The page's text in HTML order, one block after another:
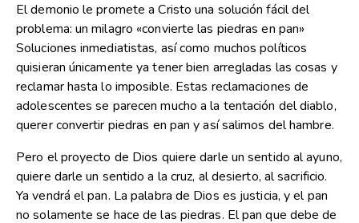
El demonio le promete a Cristo una solución fácil del
problema: un milagro «convierte las piedras en pan»
Soluciones inmediatistas, así como muchos políticos
quisieran únicamente ya tener bien arregladas las cosas y
reclamar hasta lo imposible. Estas reclamaciones de
adolescentes se parecen mucho a la tentación del diablo,
querer convertir piedras en pan y así salimos del hambre.
Pero el proyecto de Dios quiere darle un sentido al ayuno,
quiere darle un sentido a la cruz, al desierto, al sacrificio.
Ya vendrá el pan. La palabra de Dios es justicia, y el pan
no solamente se hace de las piedras. El pan que debe de